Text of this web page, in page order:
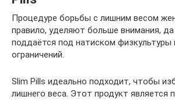
Процедуре борьбы с лишним весом
правило, уделяют больше внимания,
поддаётся под натиском
ограничений.
Slim Pills идеально подходит, чтобы
лишнего веса. Этот продукт является